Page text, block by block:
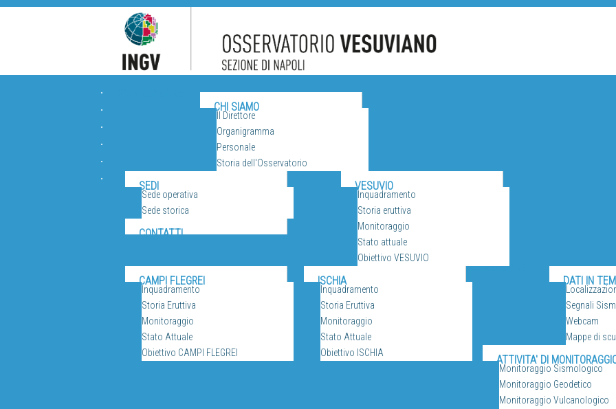
CHI SIAMO
Il Direttore
Organigramma
Personale
Storia dell'Osservatorio
SEDI
Sede operativa
Sede storica
CONTATTI
VULCANI
VESUVIO
Inquadramento
Storia eruttiva
Monitoraggio
Stato attuale
Obiettivo VESUVIO
CAMPI FLEGREI
Inquadramento
Storia Eruttiva
Monitoraggio
Stato Attuale
Obiettivo CAMPI FLEGREI
ISCHIA
Inquadramento
Storia Eruttiva
Monitoraggio
Stato Attuale
Obiettivo ISCHIA
SORVEGLIANZA
DATI IN
Segnali
Webcam
Mappe di
ATTIVITA' DI
Monitoraggio Sismologico
Monitoraggio Geodetico
Monitoraggio Vulcanologico